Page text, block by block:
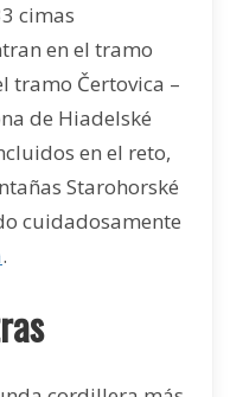
cimas
en el tramo
tramo Čertovica –
de Hiadelské
en el reto,
Starohorské
cuidadosamente
.